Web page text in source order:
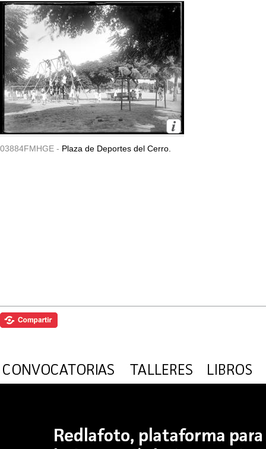
03884FMHGE - Plaza de Deportes del Cerro.